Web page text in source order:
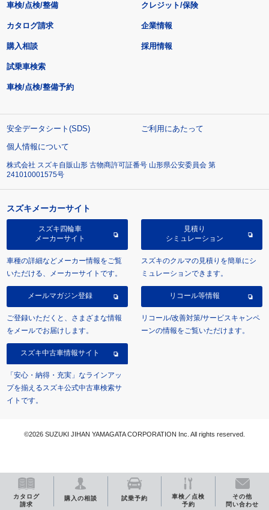
カタログ
請求
購入の相談 試乗予約
車検／点検
予約
その他
問い合わせ
車検/点検/整備 クレジット/保険
カタログ請求
購入相談
試乗車検索
車検/点検/整備予約
企業情報
採用情報
安全データシート(SDS)
ご利用にあたって
個人情報について
株式会社 スズキ自販山形 古物商許可証番号 山形県公安委員会 第
241010001575号
スズキメーカーサイト
スズキ四輪車
メーカーサイト
車種の詳細などメーカー情報をご覧
いただける、メーカーサイトです。
見積り
シミュレーション
スズキのクルマの見積りを簡単にシ
ミュレーションできます。
メールマガジン登録
ご登録いただくと、さまざまな情報
をメールでお届けします。
リコール等情報
リコール/改善対策/サービスキャンペ
ーンの情報をご覧いただけます。
スズキ中古車情報サイト
「安心・納得・充実」なラインアッ
プを揃えるスズキ公式中古車検索サ
イトです。
©2026 SUZUKI JIHAN YAMAGATA CORPORATION Inc. All rights reserved.